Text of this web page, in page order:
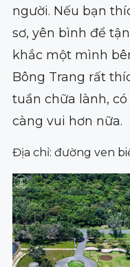
người. Nếu bạn
sơ, yên bình để
khắc một mình
Bông Trang rất
tuần chữa lành,
càng vui hơn nữa.
Địa chỉ: đường ven